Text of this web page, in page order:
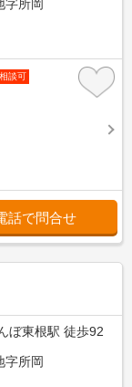
字所岡
談可
話で問合せ
ぼ東根駅 徒歩92
字所岡